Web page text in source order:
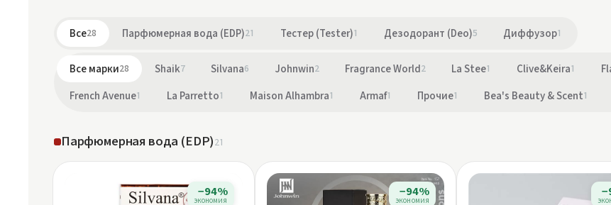
Все28 Парфюмерная вода (EDP)21 Тестер (Tester)1 Дезодорант (Deo)5 Диффузор1
Все марки28 Shaik7 Silvana6 Johnwin2 Fragrance World 2 La Stee1 Clive&Keira1
French Avenue1 La Parretto1 Maison Alhambra1 Armaf1 Прочие1 Bea's Beauty & Scent1
Парфюмерная вода (EDP)21
−94%
экономия
−94%
экономия